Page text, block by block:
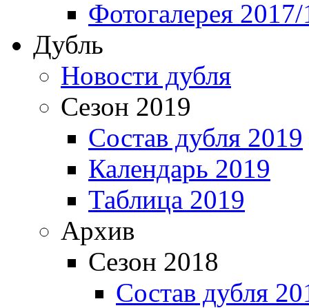
Фотогалерея
Дубль
Новости дубля
Сезон 2019
Состав дубля 2019
Календарь 2019
Таблица 2019
Архив
Сезон 2018
Состав дубля